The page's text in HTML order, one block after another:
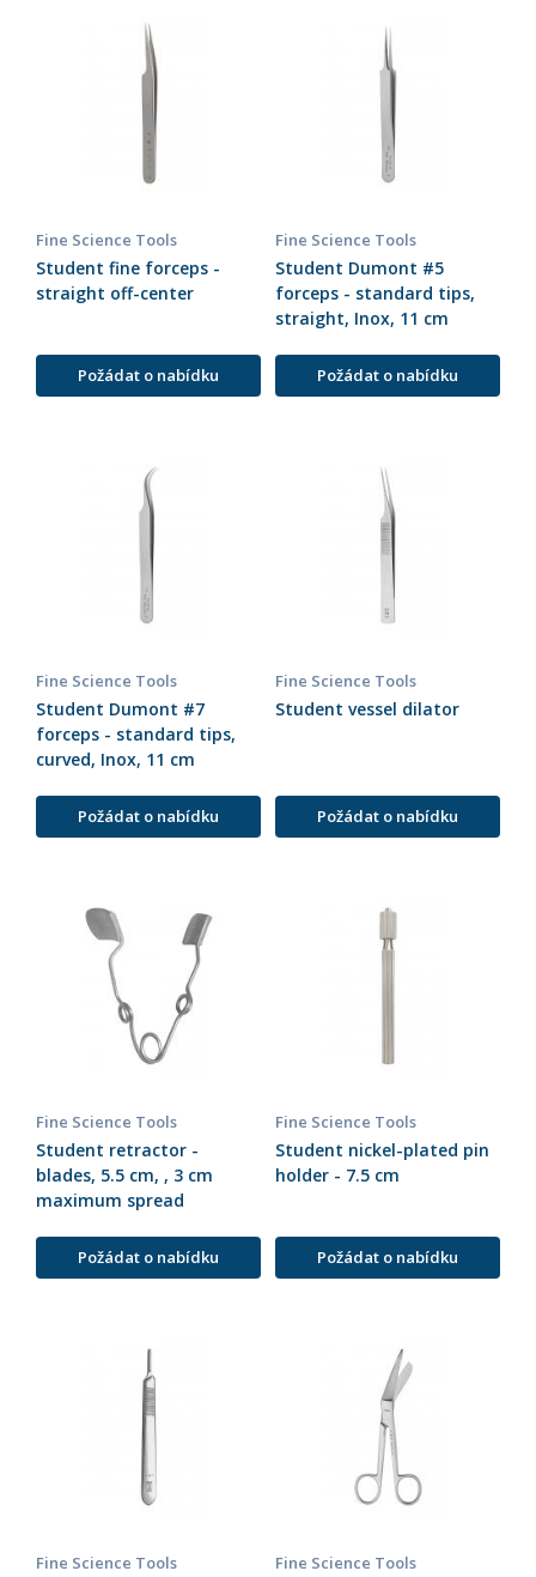
Fine Science Tools
Student fine forceps -
straight off-center
Požádat o nabídku
Fine Science Tools
Student Dumont #5
forceps - standard tips,
straight, Inox, 11 cm
Požádat o nabídku
Fine Science Tools
Student Dumont #7
forceps - standard tips,
curved, Inox, 11 cm
Požádat o nabídku
Fine Science Tools
Student vessel dilator
Požádat o nabídku
Fine Science Tools
Student retractor -
blades, 5.5 cm, , 3 cm
maximum spread
Požádat o nabídku
Fine Science Tools
Student nickel-plated pin
holder - 7.5 cm
Požádat o nabídku
Fine Science Tools Fine Science Tools